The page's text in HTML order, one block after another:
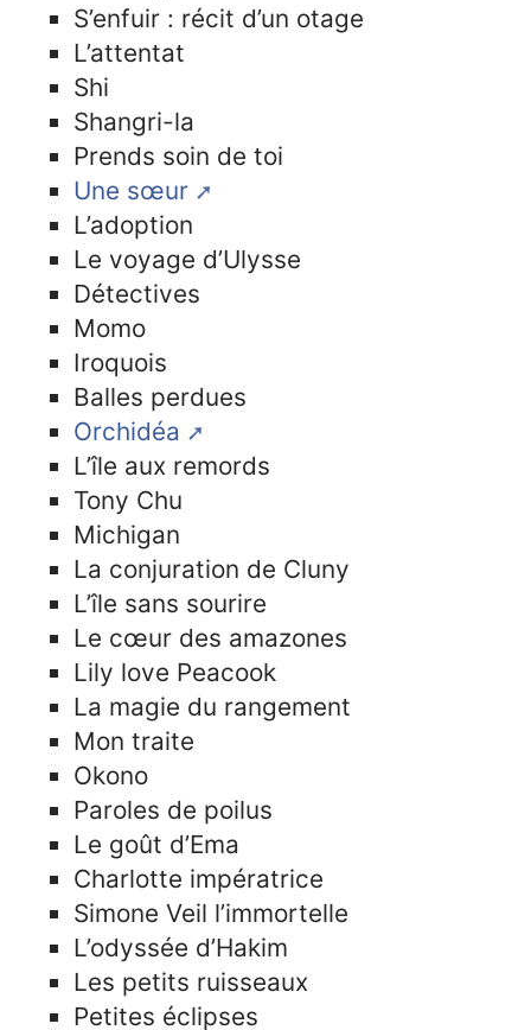
S’enfuir : récit d’un otage
L’attentat
Shi
Shangri-la
Prends soin de toi
Une sœur
L’adoption
Le voyage d’Ulysse
Détectives
Momo
Iroquois
Balles perdues
Orchidéa
L’île aux remords
Tony Chu
Michigan
La conjuration de Cluny
L’île sans sourire
Le cœur des amazones
Lily love Peacook
La magie du rangement
Mon traite
Okono
Paroles de poilus
Le goût d’Ema
Charlotte impératrice
Simone Veil l’immortelle
L’odyssée d’Hakim
Les petits ruisseaux
Petites éclipses